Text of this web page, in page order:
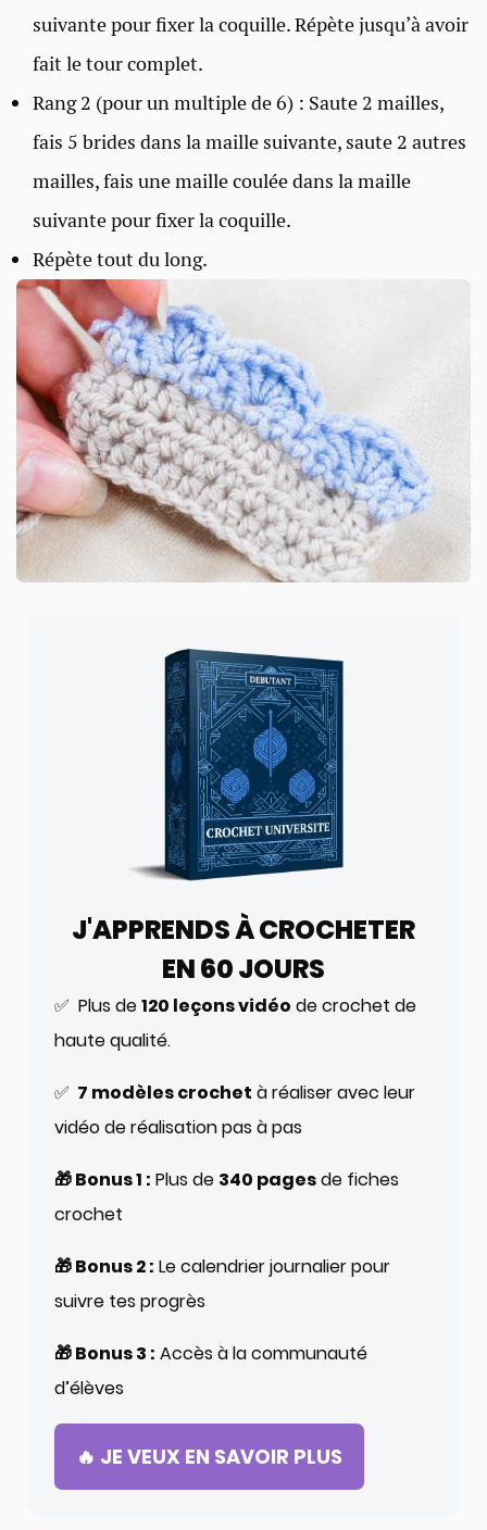
suivante pour fixer la coquille. Répète jusqu’à avoir
fait le tour complet.
Rang 2 (pour un multiple de 6) : Saute 2 mailles,
fais 5 brides dans la maille suivante, saute 2 autres
mailles, fais une maille coulée dans la maille
suivante pour fixer la coquille.
Répète tout du long.
J'APPRENDS À CROCHETER
EN 60 JOURS
✅ Plus de120 leçons vidéo de crochet de
haute qualité.
✅ 7 modèles crochet à réaliser avec leur
vidéo de réalisation pas à pas
🎁 Bonus 1 : Plus de 340 pagesde fiches
crochet
🎁 Bonus 2 : Le calendrier journalier pour
suivre tes progrès
🎁 Bonus 3 : Accès à la communauté
d’élèves
🔥 JE VEUX EN SAVOIR PLUS